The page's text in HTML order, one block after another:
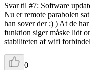
Svar til #7: Software
Nu er remote parabolen
han sover der ;) ) At de
funktion siger måske lidt
stabiliteten af wifi
0